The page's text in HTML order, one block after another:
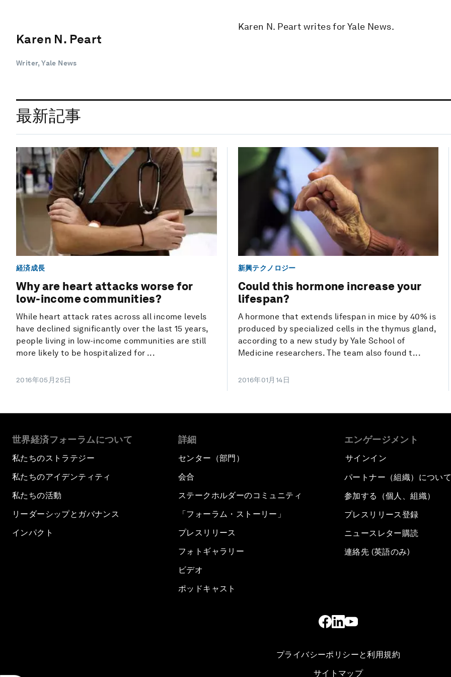
Karen N. Peart
Writer, Yale News
Karen N. Peart writes for Yale News.
最新記事
経済成長
Why are heart attacks worse for
low-income communities?
While heart attack rates across all income levels
have declined significantly over the last 15 years,
people living in low-income communities are still
more likely to be hospitalized for ...
2016年05月25日
新興テクノロジー
Could this hormone increase your
lifespan?
A hormone that extends lifespan in mice by 40% is
produced by specialized cells in the thymus gland,
according to a new study by Yale School of
Medicine researchers. The team also found t...
2016年01月14日
世界経済フォーラムについて
私たちのストラテジー
私たちのアイデンティティ
私たちの活動
リーダーシップとガバナンス
インパクト
詳細
センター（部門）
会合
ステークホルダーのコミュニティ
「フォーラム・ストーリー」
プレスリリース
フォトギャラリー
ビデオ
ポッドキャスト
エンゲージメント
サインイン
パートナー（組織）について
参加する（個人、組織）
プレスリリース登録
ニュースレター購読
連絡先 (英語のみ)
プライバシーポリシーと利用規約
サイトマップ